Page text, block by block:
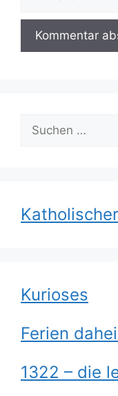
Suchen
nach:
Kurioses
Ferien
1322 – die